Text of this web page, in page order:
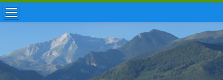
ACCUEIL / INFOS
MUNICIPALITÉ
VIE LOCALE